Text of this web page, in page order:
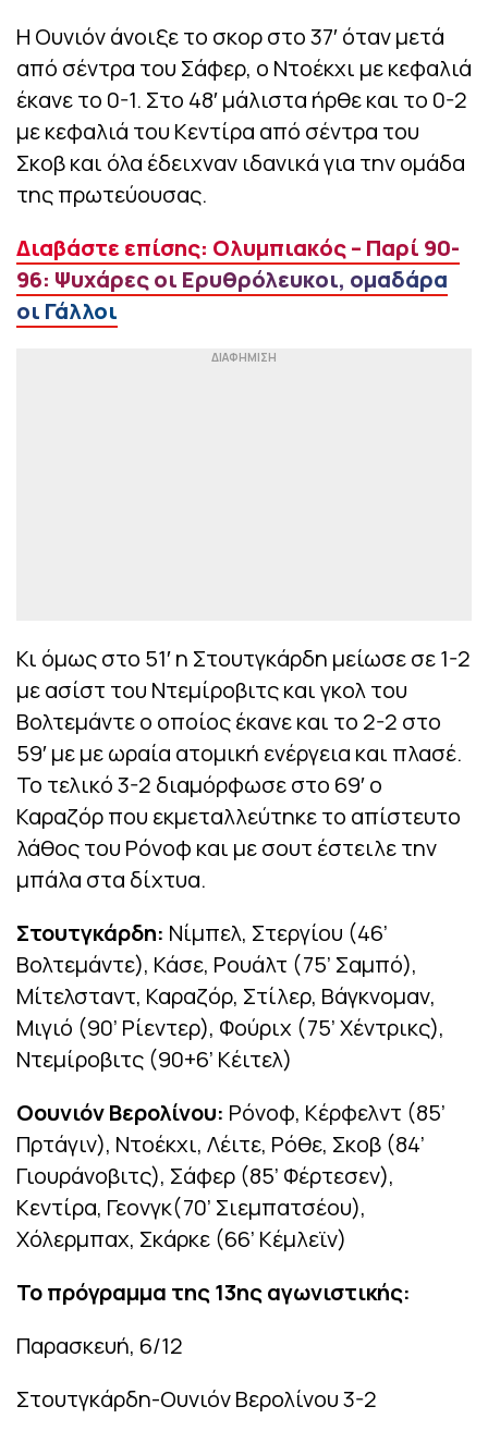
Η Ουνιόν άνοιξε το σκορ στο 37′ όταν μετά
από σέντρα του Σάφερ, ο Ντοέκχι με κεφαλιά
έκανε το 0-1. Στο 48′ μάλιστα ήρθε και το 0-2
με κεφαλιά του Κεντίρα από σέντρα του
Σκοβ και όλα έδειχναν ιδανικά για την ομάδα
της πρωτεύουσας.
Διαβάστε επίσης: Ολυμπιακός – Παρί 90-
96: Ψυχάρες οι Ερυθρόλευκοι, ομαδάρα
οι Γάλλοι
Κι όμως στο 51′ η Στουτγκάρδη μείωσε σε 1-2
με ασίστ του Ντεμίροβιτς και γκολ του
Βολτεμάντε ο οποίος έκανε και το 2-2 στο
59′ με με ωραία ατομική ενέργεια και πλασέ.
Το τελικό 3-2 διαμόρφωσε στο 69′ ο
Καραζόρ που εκμεταλλεύτηκε το απίστευτο
λάθος του Ρόνοφ και με σουτ έστειλε την
μπάλα στα δίχτυα.
Στουτγκάρδη: Νίμπελ, Στεργίου (46’
Βολτεμάντε), Κάσε, Ρουάλτ (75’ Σαμπό),
Μίτελσταντ, Καραζόρ, Στίλερ, Βάγκνομαν,
Μιγιό (90’ Ρίεντερ), Φούριχ (75’ Χέντρικς),
Ντεμίροβιτς (90+6’ Κέιτελ)
Οουνιόν Βερολίνου: Ρόνοφ, Κέρφελντ (85’
Πρτάγιν), Ντοέκχι, Λέιτε, Ρόθε, Σκοβ (84’
Γιουράνοβιτς), Σάφερ (85’ Φέρτεσεν),
Κεντίρα, Γεονγκ(70’ Σιεμπατσέου),
Χόλερμπαχ, Σκάρκε (66’ Κέμλεϊν)
Το πρόγραμμα της 13ης αγωνιστικής:
Παρασκευή, 6/12
Στουτγκάρδη-Ουνιόν Βερολίνου 3-2